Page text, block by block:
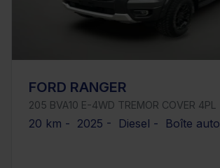
FORD RANGER
205 BVA10 E-4WD TREMOR COVER 4PL
20 km - 2025 - Diesel - Boîte auto